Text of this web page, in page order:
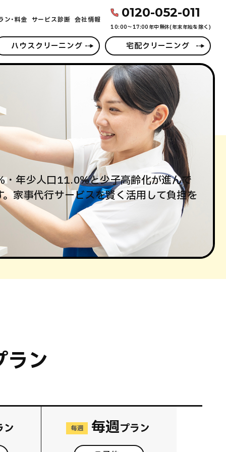
ン･料金 サービス診断 会社情報 0120-052-011
10:00〜17:00年中無休(年末年始を除く)
ハウスクリーニング 宅配クリーニング
年少人口11.0％と少子高齢化が進んで
家事代行サービスを賢く活用して負担を
ラン
ン 毎週 毎週プラン